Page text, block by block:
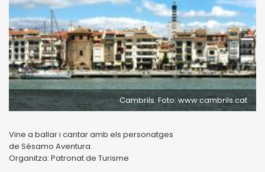
Cambrils. Foto: www.cambrils.cat
Vine a ballar i cantar amb els personatges
de Sésamo Aventura.
Organitza: Patronat de Turisme